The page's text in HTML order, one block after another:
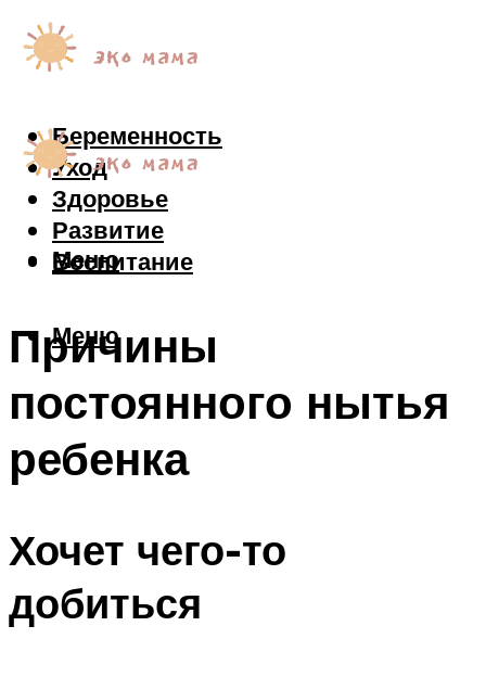
Беременность
Уход
Здоровье
Развитие
Воспитание
Меню
Меню
Причины
постоянного нытья
ребенка
Хочет чего-то
добиться